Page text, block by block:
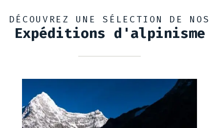
DÉCOUVREZ UNE SÉLECTION DE NOS
Expéditions d'alpinisme